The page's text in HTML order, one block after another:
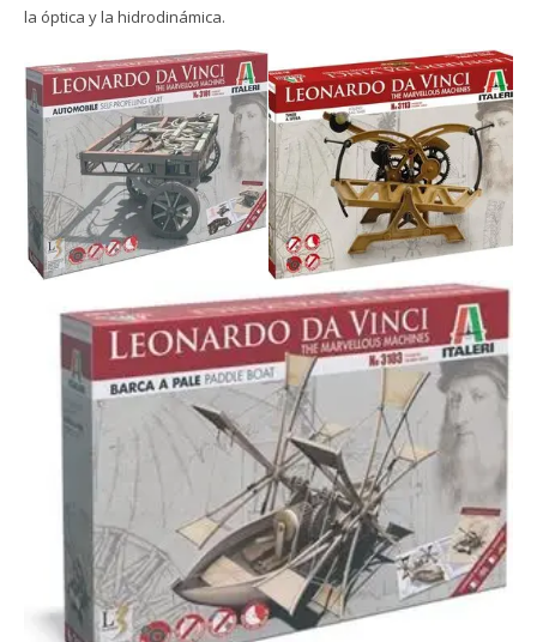
la óptica y la hidrodinámica.